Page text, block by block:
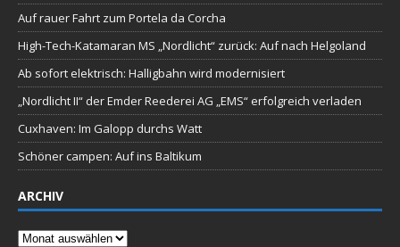
Auf rauer Fahrt zum Portela da Corcha
High-Tech-Katamaran MS „Nordlicht“ zurück: Auf nach Helgoland
Ab sofort elektrisch: Halligbahn wird modernisiert
„Nordlicht II“ der Emder Reederei AG „EMS“ erfolgreich verladen
Cuxhaven: Im Galopp durchs Watt
Schöner campen: Auf ins Baltikum
ARCHIV
Archiv